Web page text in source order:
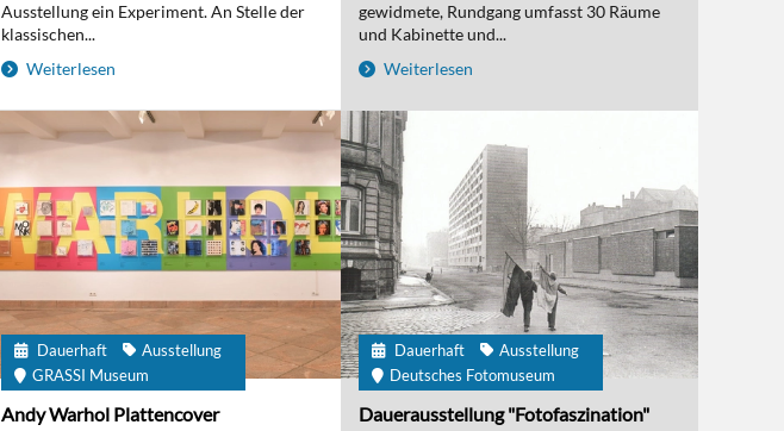
Ausstellung ein Experiment. An Stelle der
klassischen...
Weiterlesen
gewidmete, Rundgang umfasst 30 Räume
und Kabinette und...
Weiterlesen
Dauerhaft
Ausstellung
GRASSI Museum
Andy Warhol Plattencover
Dauerhaft
Ausstellung
Deutsches Fotomuseum
Dauerausstellung "Fotofaszination"